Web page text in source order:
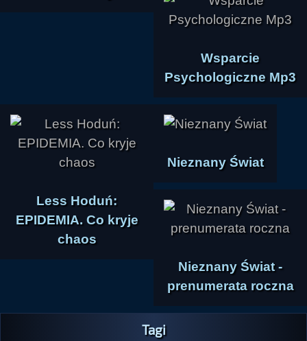
Wsparcie
Psychologiczne Mp3
Less Hoduń:
EPIDEMIA. Co kryje
chaos
Nieznany Świat
Nieznany Świat -
prenumerata roczna
Tagi